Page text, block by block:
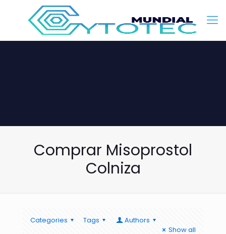
Comprar Misoprostol
Colniza
Categories Tags
Authors
Show all